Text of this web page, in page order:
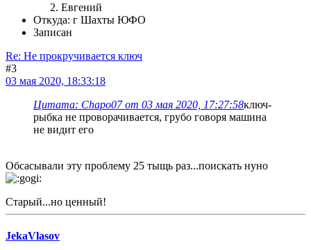
Евгений
Откуда: г Шахты ЮФО
Записан
Re: Не прокручивается ключ
#3
03 мая 2020, 18:33:18
Цитата: Chapo07 от 03 мая 2020, 17:27:58ключ-
рыбка не проворачивается, грубо говоря машина
не видит его
Обсасывали эту проблему 25 тыщь раз...поискать нуно
Старый...но ценный!
JekaVlasov